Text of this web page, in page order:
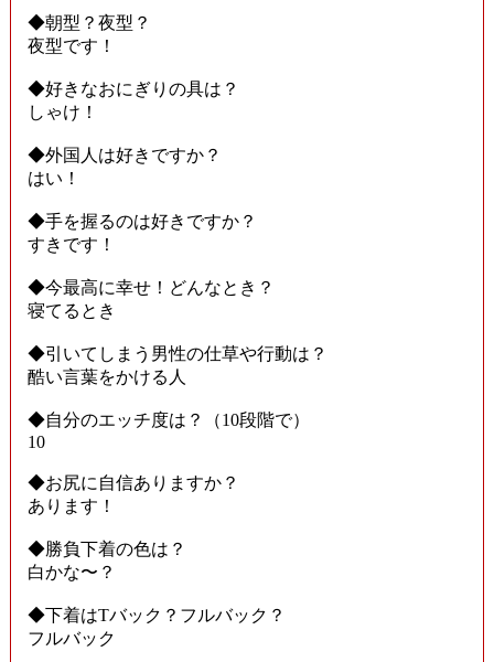
◆朝型？夜型？
夜型です！
◆好きなおにぎりの具は？
しゃけ！
◆外国人は好きですか？
はい！
◆手を握るのは好きですか？
すきです！
◆今最高に幸せ！どんなとき？
寝てるとき
◆引いてしまう男性の仕草や行動は？
酷い言葉をかける人
◆自分のエッチ度は？（10段階で）
10
◆お尻に自信ありますか？
あります！
◆勝負下着の色は？
白かな〜？
◆下着はTバック？フルバック？
フルバック